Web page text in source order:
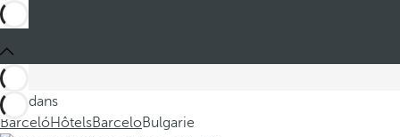
Ces dans
BarcelóHôtelsBarceloBulgarie